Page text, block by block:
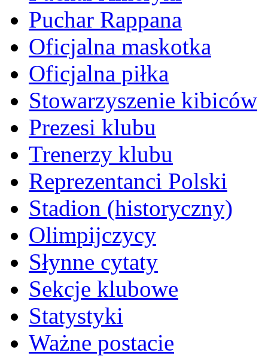
Puchar Rappana
Oficjalna maskotka
Oficjalna piłka
Stowarzyszenie kibiców
Prezesi klubu
Trenerzy klubu
Reprezentanci Polski
Stadion (historyczny)
Olimpijczycy
Słynne cytaty
Sekcje klubowe
Statystyki
Ważne postacie